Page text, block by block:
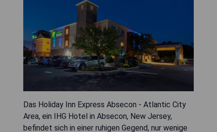
Das Holiday Inn Express Absecon - Atlantic City
Area, ein IHG Hotel in Absecon, New Jersey,
befindet sich in einer ruhigen Gegend, nur wenige